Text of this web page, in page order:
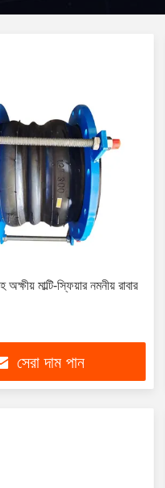
অক্ষীয় মাল্টি-স্ফিয়ার নমনীয় রাবার
সেরা দাম পান